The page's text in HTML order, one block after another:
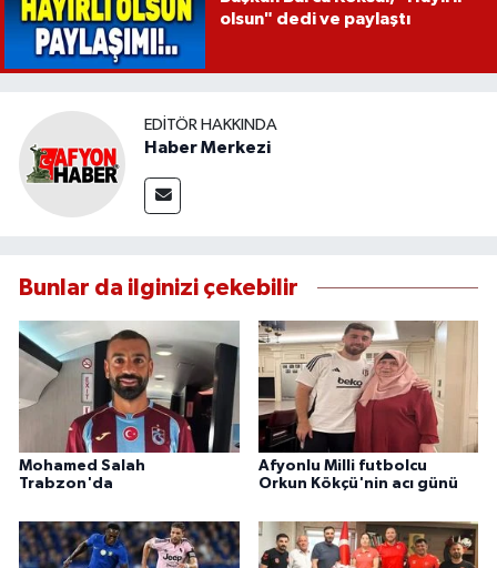
olsun" dedi ve paylaştı
EDITÖR HAKKINDA
Haber Merkezi
Bunlar da ilginizi çekebilir
Mohamed Salah
Trabzon'da
Afyonlu Milli futbolcu
Orkun Kökçü'nin acı günü